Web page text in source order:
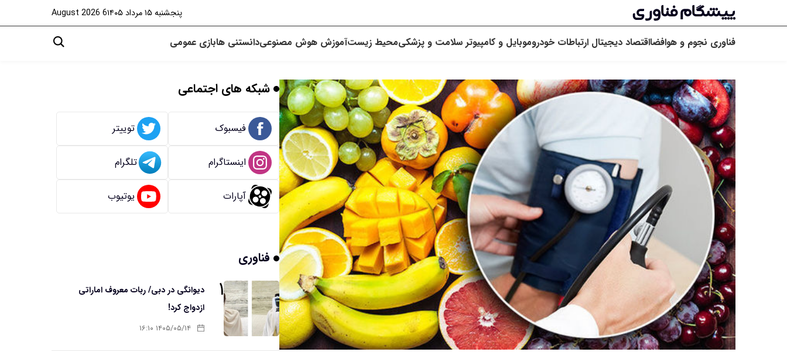
پنجشنبه ۱۵ مرداد ۱۴۰۵ 6 August 2026
فناوری نجوم و هوافضااقتصاد دیجیتال ارتباطات خودروموبایل و کامپیوتر سلامت و پزشکیمحیط زیستآموزش هوش مصنوعیدانستنی هابازی عمومی
شبکه های اجتماعی
فیسبوک توییتر
اینستاگرام تلگرام
آپارات یوتیوب
فناوری
۱
دیوانگی در دبی/ ربات معروف اماراتی
ازدواج کرد!
۱۴۰۵/۰۵/۱۴ ۱۶:۱۰